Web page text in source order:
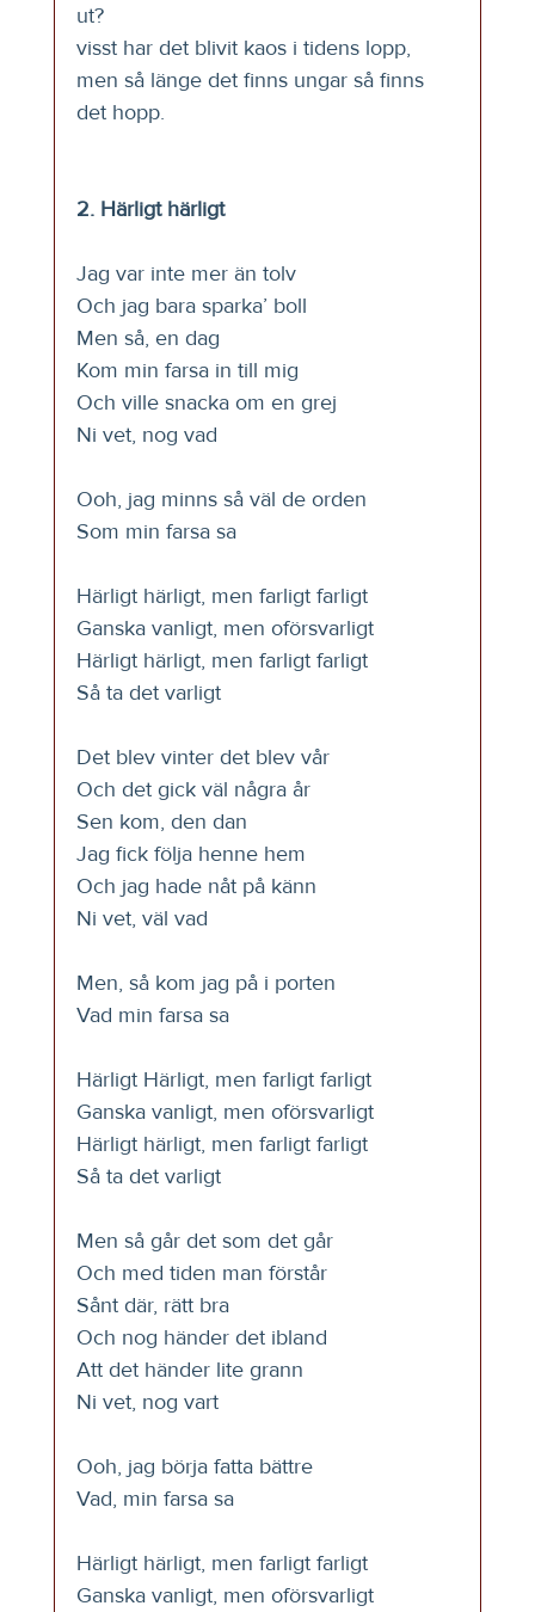
ut?
visst har det blivit kaos i tidens lopp,
men så länge det finns ungar så finns
det hopp.
2. Härligt härligt
Jag var inte mer än tolv
Och jag bara sparka’ boll
Men så, en dag
Kom min farsa in till mig
Och ville snacka om en grej
Ni vet, nog vad
Ooh, jag minns så väl de orden
Som min farsa sa
Härligt härligt, men farligt farligt
Ganska vanligt, men oförsvarligt
Härligt härligt, men farligt farligt
Så ta det varligt
Det blev vinter det blev vår
Och det gick väl några år
Sen kom, den dan
Jag fick följa henne hem
Och jag hade nåt på känn
Ni vet, väl vad
Men, så kom jag på i porten
Vad min farsa sa
Härligt Härligt, men farligt farligt
Ganska vanligt, men oförsvarligt
Härligt härligt, men farligt farligt
Så ta det varligt
Men så går det som det går
Och med tiden man förstår
Sånt där, rätt bra
Och nog händer det ibland
Att det händer lite grann
Ni vet, nog vart
Ooh, jag börja fatta bättre
Vad, min farsa sa
Härligt härligt, men farligt farligt
Ganska vanligt, men oförsvarligt